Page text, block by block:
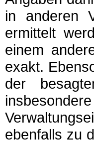
in anderen
ermittelt
einem
exakt.
der
ebenfalls zu